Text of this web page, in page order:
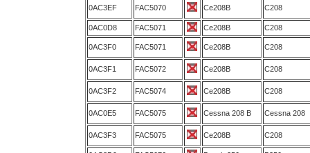
0AC3EF FAC5070 Ce208B C208
0AC0D8 FAC5071 Ce208B C208
0AC3F0 FAC5071 Ce208B C208
0AC3F1 FAC5072 Ce208B C208
0AC3F2 FAC5074 Ce208B C208
0AC0E5 FAC5075 Cessna 208 B Cessna 208
0AC3F3 FAC5075 Ce208B C208